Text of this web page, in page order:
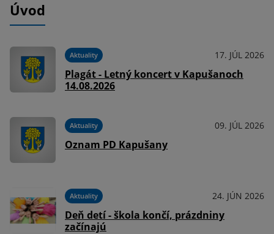
Úvod
Aktuality 17. JÚL 2026
Plagát - Letný koncert v Kapušanoch
14.08.2026
Aktuality 09. JÚL 2026
Oznam PD Kapušany
Aktuality 24. JÚN 2026
Deň detí - škola končí, prázdniny
začínajú